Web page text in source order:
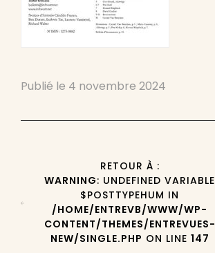
Publié le 4 novembre 2024
RETOUR À :
WARNING: UNDEFINED VARIABLE
$POSTTYPEHUM IN
/HOME/ENTREVB/WWW/WP-
CONTENT/THEMES/ENTREVUES-
NEW/SINGLE.PHP ON LINE 147